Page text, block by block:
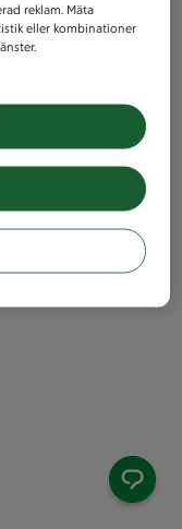
reklam. Mäta
eller kombinationer